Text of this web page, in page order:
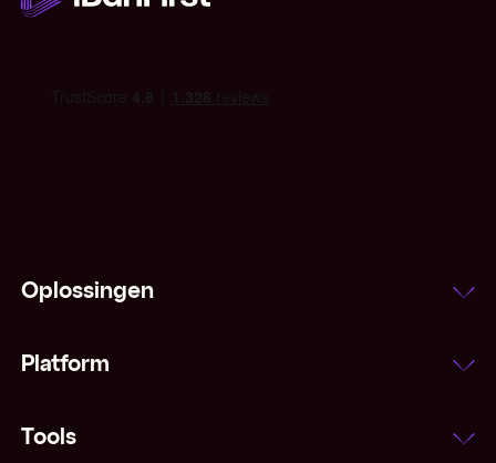
Oplossingen
Platform
Tools